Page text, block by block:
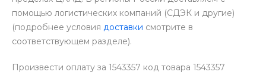
помощью логистических компаний (СДЭК и другие)
(подробнее условия доставки смотрите в
соответствующем разделе).
Произвести оплату за 1543357 код товара 1543357